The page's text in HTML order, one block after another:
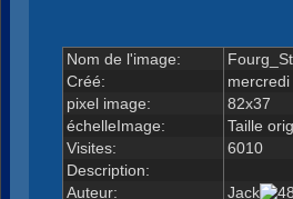
Nom de l'image:
Créé:
pixel image:
82x37
échelleImage:
Taille
Visites:
6010
Description:
Auteur:
Jack